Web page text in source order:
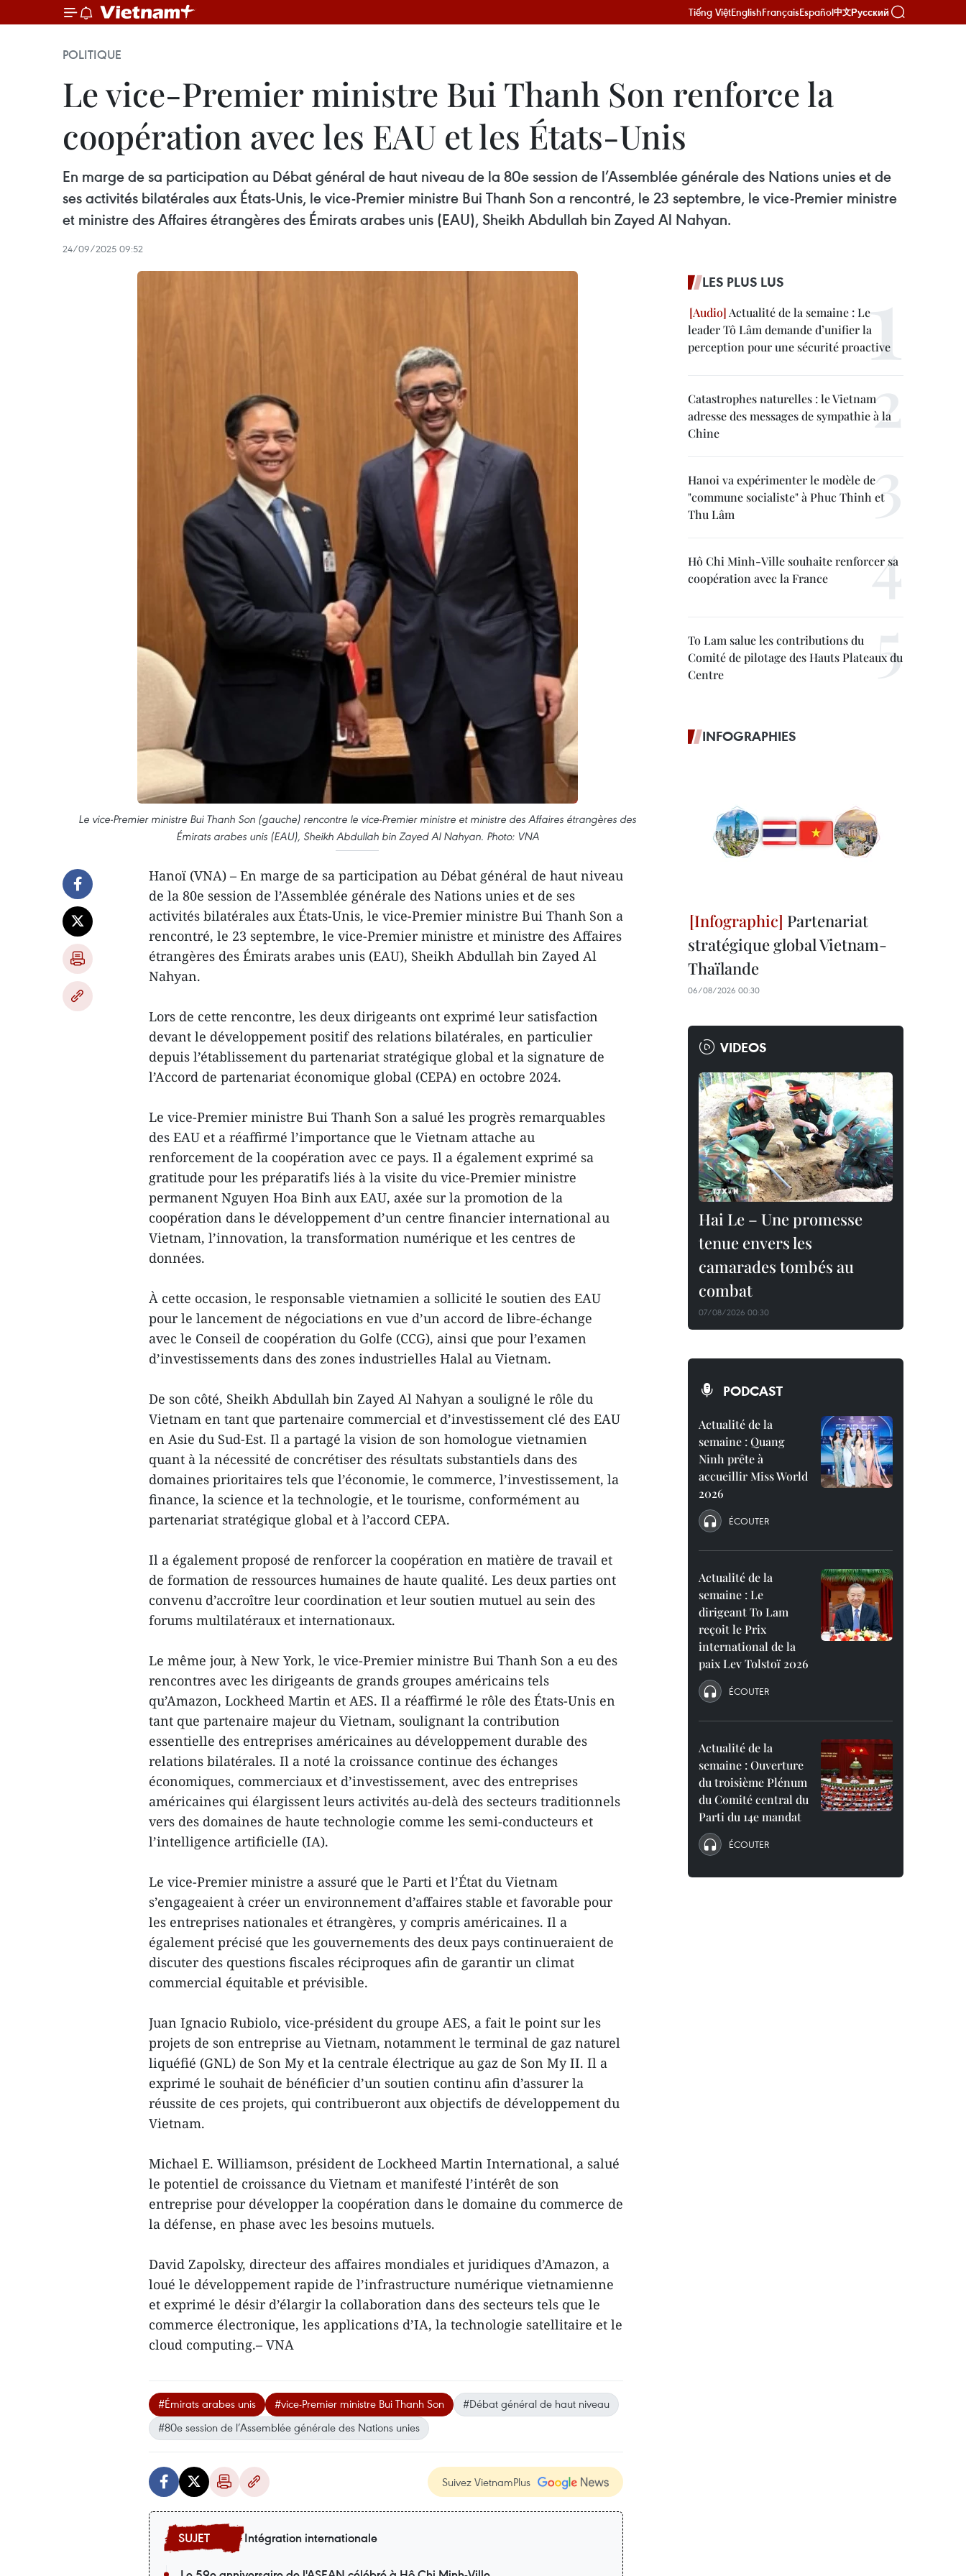
Tiếng ViệtEnglishFrançaisEspañol中文Русский
POLITIQUE
Le vice-Premier ministre Bui Thanh Son renforce la
coopération avec les EAU et les États-Unis
En marge de sa participation au Débat général de haut niveau de la 80e session de l’Assemblée générale des Nations unies et de
ses activités bilatérales aux États-Unis, le vice-Premier ministre Bui Thanh Son a rencontré, le 23 septembre, le vice-Premier ministre
et ministre des Affaires étrangères des Émirats arabes unis (EAU), Sheikh Abdullah bin Zayed Al Nahyan.
24/09/2025 09:52
Le vice-Premier ministre Bui Thanh Son (gauche) rencontre le vice-Premier ministre et ministre des Affaires étrangères des
Émirats arabes unis (EAU), Sheikh Abdullah bin Zayed Al Nahyan. Photo: VNA
Hanoï (VNA) – En marge de sa participation au Débat général de haut niveau
de la 80e session de l’Assemblée générale des Nations unies et de ses
activités bilatérales aux États-Unis, le vice-Premier ministre Bui Thanh Son a
rencontré, le 23 septembre, le vice-Premier ministre et ministre des Affaires
étrangères des Émirats arabes unis (EAU), Sheikh Abdullah bin Zayed Al
Nahyan.
Lors de cette rencontre, les deux dirigeants ont exprimé leur satisfaction
devant le développement positif des relations bilatérales, en particulier
depuis l’établissement du partenariat stratégique global et la signature de
l’Accord de partenariat économique global (CEPA) en octobre 2024.
Le vice-Premier ministre Bui Thanh Son a salué les progrès remarquables
des EAU et a réaffirmé l’importance que le Vietnam attache au
renforcement de la coopération avec ce pays. Il a également exprimé sa
gratitude pour les préparatifs liés à la visite du vice-Premier ministre
permanent Nguyen Hoa Binh aux EAU, axée sur la promotion de la
coopération dans le développement d’un centre financier international au
Vietnam, l’innovation, la transformation numérique et les centres de
données.
À cette occasion, le responsable vietnamien a sollicité le soutien des EAU
pour le lancement de négociations en vue d’un accord de libre-échange
avec le Conseil de coopération du Golfe (CCG), ainsi que pour l’examen
d’investissements dans des zones industrielles Halal au Vietnam.
De son côté, Sheikh Abdullah bin Zayed Al Nahyan a souligné le rôle du
Vietnam en tant que partenaire commercial et d’investissement clé des EAU
en Asie du Sud-Est. Il a partagé la vision de son homologue vietnamien
quant à la nécessité de concrétiser des résultats substantiels dans des
domaines prioritaires tels que l’économie, le commerce, l’investissement, la
finance, la science et la technologie, et le tourisme, conformément au
partenariat stratégique global et à l’accord CEPA.
Il a également proposé de renforcer la coopération en matière de travail et
de formation de ressources humaines de haute qualité. Les deux parties ont
convenu d’accroître leur coordination et leur soutien mutuel au sein des
forums multilatéraux et internationaux.
Le même jour, à New York, le vice-Premier ministre Bui Thanh Son a eu des
rencontres avec les dirigeants de grands groupes américains tels
qu’Amazon, Lockheed Martin et AES. Il a réaffirmé le rôle des États-Unis en
tant que partenaire majeur du Vietnam, soulignant la contribution
essentielle des entreprises américaines au développement durable des
relations bilatérales. Il a noté la croissance continue des échanges
économiques, commerciaux et d’investissement, avec des entreprises
américaines qui élargissent leurs activités au-delà des secteurs traditionnels
vers des domaines de haute technologie comme les semi-conducteurs et
l’intelligence artificielle (IA).
Le vice-Premier ministre a assuré que le Parti et l’État du Vietnam
s’engageaient à créer un environnement d’affaires stable et favorable pour
les entreprises nationales et étrangères, y compris américaines. Il a
également précisé que les gouvernements des deux pays continueraient de
discuter des questions fiscales réciproques afin de garantir un climat
commercial équitable et prévisible.
Juan Ignacio Rubiolo, vice-président du groupe AES, a fait le point sur les
projets de son entreprise au Vietnam, notamment le terminal de gaz naturel
liquéfié (GNL) de Son My et la centrale électrique au gaz de Son My II. Il a
exprimé le souhait de bénéficier d’un soutien continu afin d’assurer la
réussite de ces projets, qui contribueront aux objectifs de développement du
Vietnam.
Michael E. Williamson, président de Lockheed Martin International, a salué
le potentiel de croissance du Vietnam et manifesté l’intérêt de son
entreprise pour développer la coopération dans le domaine du commerce de
la défense, en phase avec les besoins mutuels.
David Zapolsky, directeur des affaires mondiales et juridiques d’Amazon, a
loué le développement rapide de l’infrastructure numérique vietnamienne
et exprimé le désir d’élargir la collaboration dans des secteurs tels que le
commerce électronique, les applications d’IA, la technologie satellitaire et le
cloud computing.– VNA
#Émirats arabes unis #vice-Premier ministre Bui Thanh Son
#Débat général de haut niveau
#80e session de l’Assemblée générale des Nations unies
Suivez VietnamPlus
Intégration internationale
LES PLUS LUS
Actualité de la semaine : Le
leader Tô Lâm demande d’unifier la
perception pour une sécurité proactive
Catastrophes naturelles : le Vietnam
adresse des messages de sympathie à la
Chine
Hanoi va expérimenter le modèle de
"commune socialiste" à Phuc Thinh et
Thu Lâm
Hô Chi Minh-Ville souhaite renforcer sa
coopération avec la France
To Lam salue les contributions du
Comité de pilotage des Hauts Plateaux du
Centre
INFOGRAPHIES
Partenariat
stratégique global Vietnam-
Thaïlande
06/08/2026 00:30
VIDEOS
Hai Le – Une promesse
tenue envers les
camarades tombés au
combat
07/08/2026 00:30
PODCAST
Actualité de la
semaine : Quang
Ninh prête à
accueillir Miss World
2026
ÉCOUTER
Actualité de la
semaine : Le
dirigeant To Lam
reçoit le Prix
international de la
paix Lev Tolstoï 2026
ÉCOUTER
Actualité de la
semaine : Ouverture
du troisième Plénum
du Comité central du
Parti du 14e mandat
ÉCOUTER